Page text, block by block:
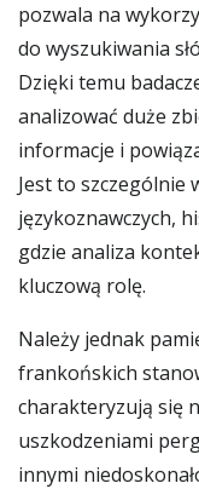
pozwala na
do wyszukiwania
Dzięki temu
analizować duże
informacje i
Jest to szczególnie
językoznawczych,
gdzie analiza
kluczową rolę.
Należy jednak
frankońskich
charakteryzują się
uszkodzeniami
innymi